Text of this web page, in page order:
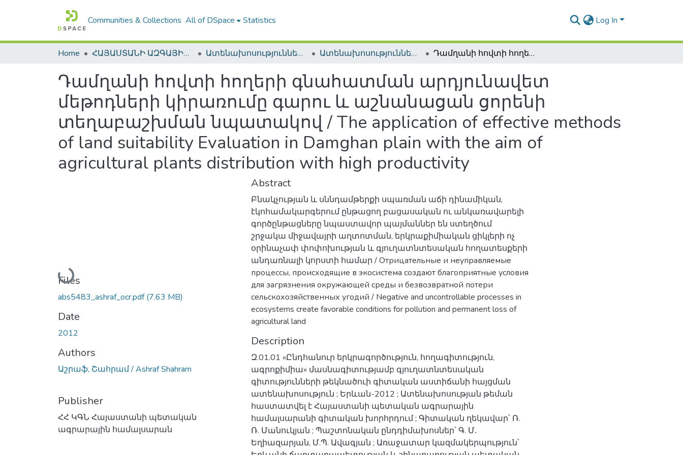
Communities & Collections All of DSpace Statistics Log In
Home ՀԱՅԱՍՏԱՆԻ ԱԶԳԱՅԻՆ ԳՐԱԴԱՐԱՆԻ ԹՎԱՅԻՆ ՊԱՀՈՑ / DIGITAL REPOSITORY OF NLA Ատենախոսություններ և սեղմագրեր / Theses & Abstracts Ատենախոսություններ և սեղմագրեր / Theses & Abstracts Դամղանի հովտի հողերի գնահատման արդյունավետ մեթոդների կիրառումը գարու և աշնանացան ցորենի տեղաբաշխման նպատակով / The application of effective methods of land suitability Evaluation in Damghan plain with the aim of agricultural plants distribution with high productivity
Դամղանի հովտի հողերի գնահատման արդյունավետ
մեթոդների կիրառումը գարու և աշնանացան ցորենի
տեղաբաշխման նպատակով / The application of effective methods
of land suitability Evaluation in Damghan plain with the aim of
agricultural plants distribution with high productivity
Loading...
Files
abs5483_ashraf_ocr.pdf(7.63 MB)
Date
2012
Authors
Աշրաֆ, Շահրամ / Ashraf Shahram
Publisher
ՀՀ ԿԳՆ Հայաստանի պետական
ագրարային համալսարան
Abstract
Բնակչության և սննդամթերքի սպառման աճի դինամիկան,
էկոհամակարգերում ընթացող բացասական ու անկառավարելի
գործընթացները նպաստավոր պայմաններ են ստեղծում
շրջակա միջավայրի աղտոտման, երկրաքիմիական ցիկլերի ոչ
օրինաչափ փոփոխության և գյուղատնտեսական հողատեսքերի
անդառնալի կորստի համար / Отрицательные и неуправляемые
процессы, происходящие в экосистема создают благоприятные условия
для загрязнения окружающей среды и безвозвратной потери
сельскохозяйственных угодий / Negative and uncontrollable processes in
ecosystems create favorable conditions for pollution and permanent loss of
agricultural land
Description
Զ.01.01 «Ընդհանուր երկրագործություն, հողագիտություն,
ագրոքիմիա» մասնագիտությամբ գյուղատնտեսական
գիտությունների թեկնածուի գիտական աստիճանի հայցման
ատենախոսություն ; Երևան-2012 ; Ատենախոսության թեման
հաստատվել է Հայաստանի պետական ագրարային
համալսարանի գիտական խորհրդում ; Գիտական ղեկավար՝ Ռ.
Ռ. Մանուկյան ; Պաշտոնական ընդդիմախոսներ՝ Գ. Մ․
Եղիազարյան, Մ.Պ. Ավագյան ; Առաջատար կազմակերպություն՝